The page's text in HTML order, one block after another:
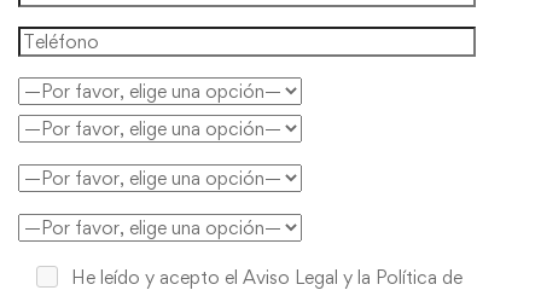
He leído y acepto el Aviso Legal y la Política de